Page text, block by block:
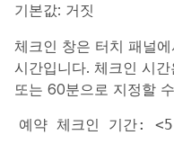
기본값: 거짓
체크인 창은 터치 패널
시간입니다. 체크인 시
또는 60분으로 지정할
예약 체크인 기간: